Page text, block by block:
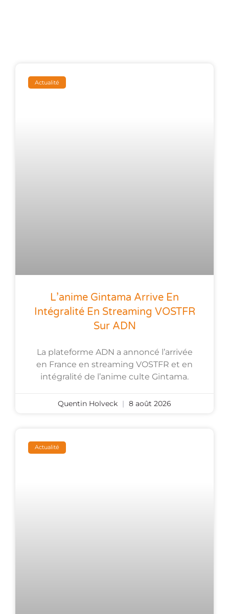
Actualité
L’anime Gintama Arrive En
Intégralité En Streaming VOSTFR
Sur ADN
La plateforme ADN a annoncé l’arrivée
en France en streaming VOSTFR et en
intégralité de l’anime culte Gintama.
Quentin Holveck 8 août 2026
Actualité